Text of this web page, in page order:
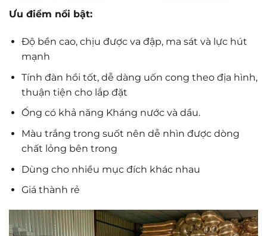
Ưu điểm nổi bật:
Độ bền cao, chịu được va đập, ma sát và lực hút
mạnh
Tính đàn hồi tốt, dễ dàng uốn cong theo địa hình,
thuận tiện cho lắp đặt
Ống có khả năng Kháng nước và dầu.
Màu trắng trong suốt nên dễ nhìn được dòng
chất lỏng bên trong
Dùng cho nhiều mục đích khác nhau
Giá thành rẻ